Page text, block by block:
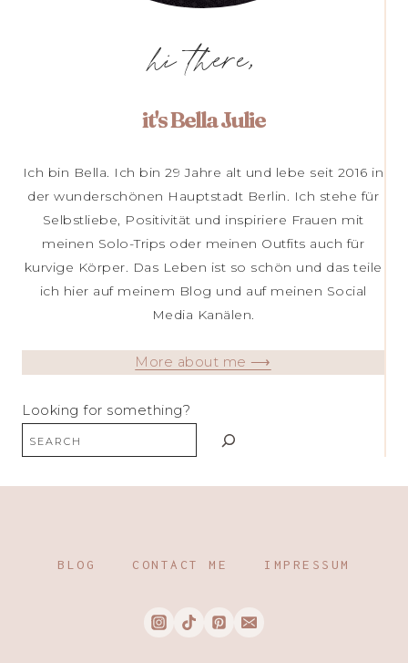
hi there,
it's Bella Julie
Ich bin Bella. Ich bin 29 Jahre alt und lebe seit 2016 in
der wunderschönen Hauptstadt Berlin. Ich stehe für
Selbstliebe, Positivität und inspiriere Frauen mit
meinen Solo-Trips oder meinen Outfits auch für
kurvige Körper. Das Leben ist so schön und das teile
ich hier auf meinem Blog und auf meinen Social
Media Kanälen.
More about me ⟶
Looking for something?
BLOG CONTACT ME IMPRESSUM